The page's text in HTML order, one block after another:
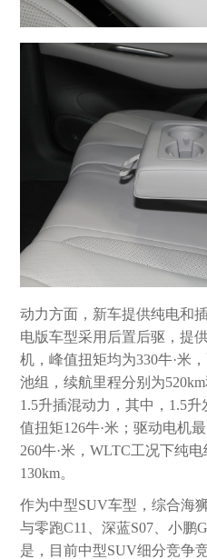
动力方面，新车提供纯电和
电版车型采用后置后驱，提
机，峰值扭矩均为330牛·米
池组，续航里程分别为
1.5升插混动力，其中，1.5
值扭矩126牛·米；驱动电机
260牛·米，WLTC工况下纯
130km。
作为中型SUV车型，综合海
与零跑C11、深蓝S07、小鹏
是，目前中型SUV细分竞争